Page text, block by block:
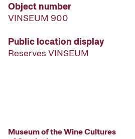
Object number
VINSEUM 900
Public location display
Reserves VINSEUM
Museum of the Wine Cultures